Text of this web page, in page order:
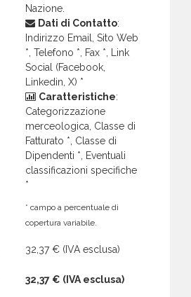
Nazione.
Dati di Contatto:
Indirizzo Email, Sito Web
*, Telefono *, Fax *, Link
Social (Facebook,
Linkedin, X) *
Caratteristiche:
Categorizzazione
merceologica, Classe di
Fatturato *, Classe di
Dipendenti *, Eventuali
classificazioni specifiche
*
* campo a percentuale di
copertura variabile.
32,37 € (IVA esclusa)
32,37 € (IVA esclusa)